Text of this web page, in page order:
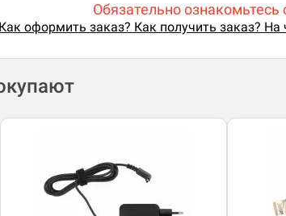
Обязательно
Как оформить заказ? Как получить заказ? На